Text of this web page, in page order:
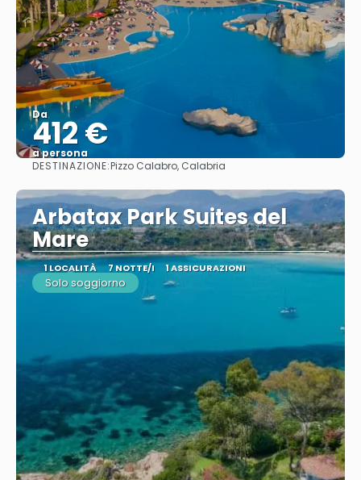
Da
412 €
a persona
Vedere
DESTINAZIONE:Pizzo Calabro, Calabria
Arbatax Park Suites del
Mare
1 LOCALITÀ 7 NOTTE/I 1 ASSICURAZIONI
Solo soggiorno